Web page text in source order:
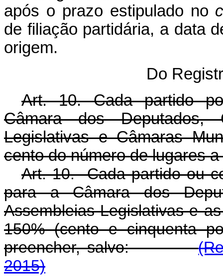
após o prazo estipulado no
de filiação partidária, a data
origem.
Do
Art. 10. Cada partido
Câmara dos Deputados,
Legislativas e Câmaras
cento do número de lugares
Art. 10. Cada partido ou
para a Câmara dos
Assembleias Legislativas e
150% (cento e cinquenta
preencher, salvo:
2015)